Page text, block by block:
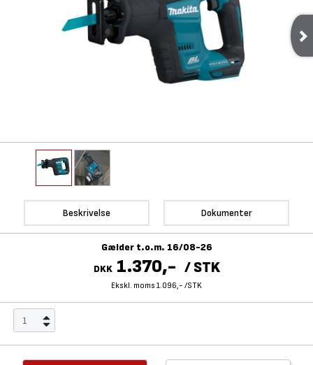
Beskrivelse Dokumenter
Gælder t.o.m. 16/08-26
DKK 1.370,- / STK
Ekskl. moms 1.096,- /STK